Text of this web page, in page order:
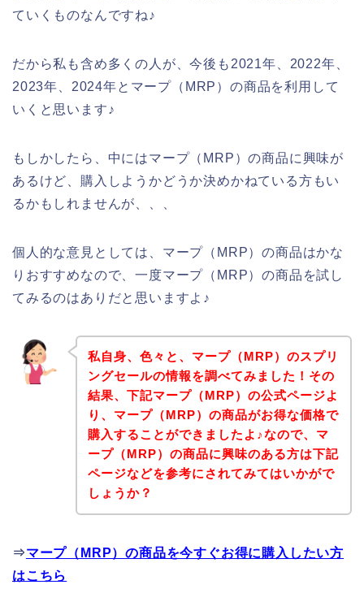
ていくものなんですね♪
だから私も含め多くの人が、今後も2021年、2022年、
2023年、2024年とマープ（MRP）の商品を利用して
いくと思います♪
もしかしたら、中にはマープ（MRP）の商品に興味が
あるけど、購入しようかどうか決めかねている方もい
るかもしれませんが、、、
個人的な意見としては、マープ（MRP）の商品はかな
りおすすめなので、一度マープ（MRP）の商品を試し
てみるのはありだと思いますよ♪
私自身、色々と、マープ（MRP）のスプリ
ングセールの情報を調べてみました！その
結果、下記マープ（MRP）の公式ページよ
り、マープ（MRP）の商品がお得な価格で
購入することができましたよ♪なので、マ
ープ（MRP）の商品に興味のある方は下記
ページなどを参考にされてみてはいかがで
しょうか？
⇒マープ（MRP）の商品を今すぐお得に購入したい方
はこちら